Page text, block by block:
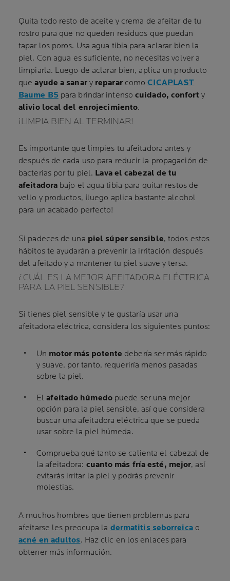
Quita todo resto de aceite y crema de afeitar de tu
rostro para que no queden residuos que puedan
tapar los poros. Usa agua tibia para aclarar bien la
piel. Con agua es suficiente, no necesitas volver a
limpiarla. Luego de aclarar bien, aplica un producto
queayude a sanary repararcomoCICAPLAST
Baume B5para brindar intensocuidado, confort y
alivio local del enrojecimiento.
¡LIMPIA BIEN AL TERMINAR!
Es importante que limpies tu afeitadora antes y
después de cada uso para reducir la propagación de
bacterias por tu piel. Lava el cabezal de tu
afeitadora bajo el agua tibia para quitar restos de
vello y productos, ¡luego aplica bastante alcohol
para un acabado perfecto!
Si padeces de una piel súper sensible, todos estos
hábitos te ayudarán a prevenir la irritación después
del afeitado y a mantener tu piel suave y tersa.
¿CUÁL ES LA MEJOR AFEITADORA ELÉCTRICA
PARA LA PIEL SENSIBLE?
Si tienes piel sensible y te gustaría usar una
afeitadora eléctrica, considera los siguientes puntos:
Un motor más potente debería ser más rápido
y suave, por tanto, requeriría menos pasadas
sobre la piel.
Elafeitado húmedopuede ser una mejor
opción para la piel sensible, así que considera
buscar una afeitadora eléctrica que se pueda
usar sobre la piel húmeda.
Comprueba qué tanto se calienta el cabezal de
la afeitadora: cuanto más fría esté, mejor, así
evitarás irritar la piel y podrás prevenir
molestias.
A muchos hombres que tienen problemas para
afeitarse les preocupa la dermatitis seborreicao
acné en adultos. Haz clic en los enlaces para
obtener más información.